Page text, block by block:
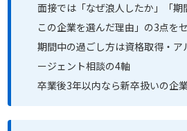
面接では「なぜ浪人したか」「
この企業を選んだ理由」の3点を
期間中の過ごし方は資格取得・
ージェント相談の4軸
卒業後3年以内なら新卒扱いの企